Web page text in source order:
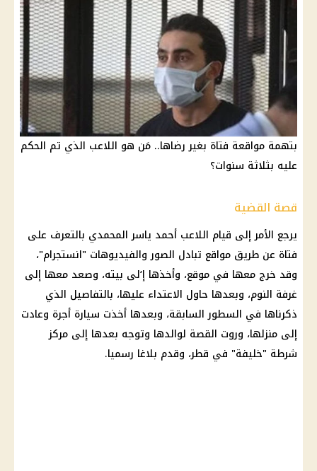
بتهمة مواقعة فتاة بغير رضاها.. مَن هو اللاعب الذي تم الحكم
عليه بثلاثة سنوات؟
قصة القضية
يرجع الأمر إلى قيام اللاعب أحمد ياسر المحمدي بالتعرف على
فتاة عن طريق مواقع تبادل الصور والفيديوهات "انستجرام"،
وقد خرج معها في موقع، وأخذها إ‘لى بيته، وصعد معها إلى
غرفة النوم، وبعدها حاول الاعتداء عليها، بالتفاصيل الذي
ذكرناها في السطور السابقة، وبعدها أخذت سيارة أجرة وعادت
إلى منزلها، وروت القصة لوالدها وتوجه بعدها إلى مركز
شرطة "خليفة" في قطر، وقدم بلاغا رسميا.